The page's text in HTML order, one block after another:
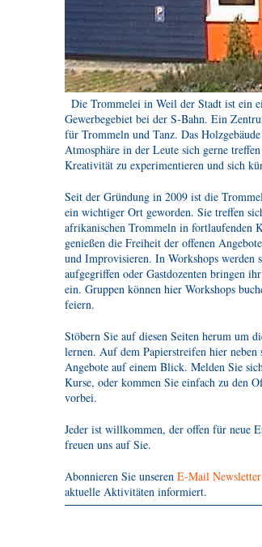
Die Trommelei in Weil der Stadt ist ein
Gewerbegebiet bei der S-Bahn. Ein
für Trommeln und Tanz. Das
Atmosphäre in der Leute sich gerne
Kreativität zu experimentieren und sich
Seit der Gründung in 2009 ist die
ein wichtiger Ort geworden. Sie treffen
afrikanischen Trommeln in fortlaufenden
genießen die Freiheit der offenen
und Improvisieren. In Workshops werden
aufgegriffen oder Gastdozenten bringen
ein. Gruppen können hier Workshops
feiern.
Stöbern Sie auf diesen Seiten herum um
lernen. Auf dem Papierstreifen hier neben
Angebote auf einem Blick. Melden Sie
Kurse, oder kommen Sie einfach zu den
vorbei.
Jeder ist willkommen, der offen für neue
freuen uns auf Sie.
Abonnieren Sie unseren E-Mail Newsletter
aktuelle Aktivitäten informiert.